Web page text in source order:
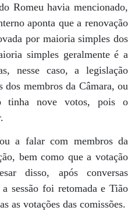
Romeu havia mencionado,
aponta que a renovação
por maioria simples dos
simples geralmente é a
nesse caso, a legislação
dos membros da Câmara, ou
tinha nove votos, pois o
a falar com membros da
bem como que a votação
disso, após conversas
sessão foi retomada e Tião
as votações das comissões.